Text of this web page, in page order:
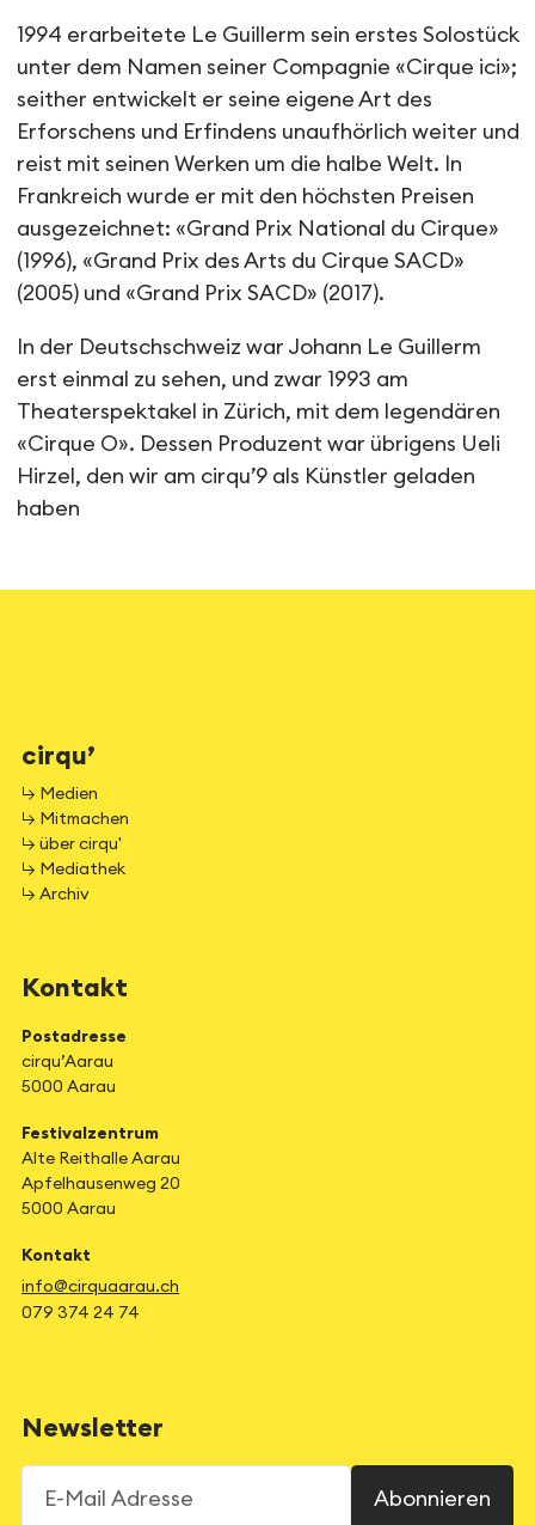
1994 erarbeitete Le Guillerm sein erstes Solostück
unter dem Namen seiner Compagnie «Cirque ici»;
seither entwickelt er seine eigene Art des
Erforschens und Erfindens unaufhörlich weiter und
reist mit seinen Werken um die halbe Welt. In
Frankreich wurde er mit den höchsten Preisen
ausgezeichnet: «Grand Prix National du Cirque»
(1996), «Grand Prix des Arts du Cirque SACD»
(2005) und «Grand Prix SACD» (2017).
In der Deutschschweiz war Johann Le Guillerm
erst einmal zu sehen, und zwar 1993 am
Theaterspektakel in Zürich, mit dem legendären
«Cirque O». Dessen Produzent war übrigens Ueli
Hirzel, den wir am cirqu’9 als Künstler geladen
haben
cirqu’
↳ Medien
↳ Mitmachen
↳ über cirqu'
↳ Mediathek
↳ Archiv
Kontakt
Postadresse
cirqu’Aarau
5000 Aarau
Festivalzentrum
Alte Reithalle Aarau
Apfelhausenweg 20
5000 Aarau
Kontakt
info@cirquaarau.ch
079 374 24 74
Newsletter
Abonnieren